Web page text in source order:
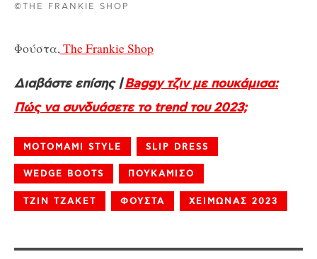
©THE FRANKIE SHOP
Φούστα, The Frankie Shop
Διαβάστε επίσης |Baggy τζιν με πουκάμισα:
Πώς να συνδυάσετε το trend του 2023;
MOTOMAMI STYLE SLIP DRESS
WEDGE BOOTS ΠΟΥΚΑΜΙΣΟ
ΤΖΙΝ ΤΖΑΚΕΤ ΦΟΥΣΤΑ ΧΕΙΜΩΝΑΣ 2023